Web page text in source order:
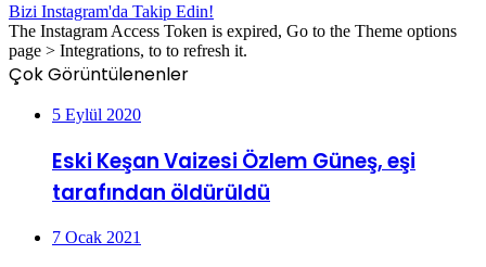
Bizi Instagram'da Takip Edin!
The Instagram Access Token is expired, Go to the Theme options
page > Integrations, to to refresh it.
Çok Görüntülenenler
5 Eylül 2020
Eski Keşan Vaizesi Özlem Güneş, eşi
tarafından öldürüldü
7 Ocak 2021